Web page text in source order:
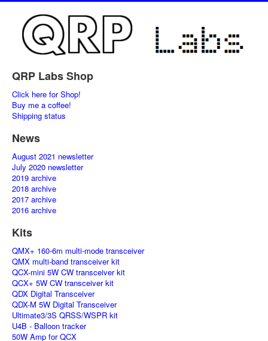
QRP Labs Shop
Click here for Shop!
Buy me a coffee!
Shipping status
News
August 2021 newsletter
July 2020 newsletter
2019 archive
2018 archive
2017 archive
2016 archive
Kits
QMX+ 160-6m multi-mode transceiver
QMX multi-band transceiver kit
QCX-mini 5W CW transceiver kit
QCX+ 5W CW transceiver kit
QDX Digital Transceiver
QDX-M 5W Digital Transceiver
Ultimate3/3S QRSS/WSPR kit
U4B - Balloon tracker
50W Amp for QCX